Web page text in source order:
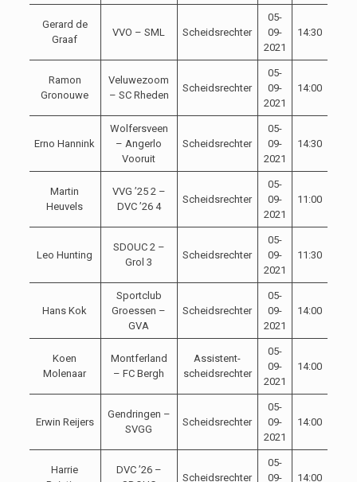
Gerard de
Graaf
VVO – SML Scheidsrechter
05-
09-
2021
14:30
Ramon
Gronouwe
Veluwezoom
– SC Rheden
Scheidsrechter
05-
09-
2021
14:00
Erno Hannink
Wolfersveen
– Angerlo
Vooruit
Scheidsrechter
05-
09-
2021
14:30
Martin
Heuvels
VVG ’25 2 –
DVC ’26 4
Scheidsrechter
05-
09-
2021
11:00
Leo Hunting
SDOUC 2 –
Grol 3
Scheidsrechter
05-
09-
2021
11:30
Hans Kok
Sportclub
Groessen –
GVA
Scheidsrechter
05-
09-
2021
14:00
Koen
Molenaar
Montferland
– FC Bergh
Assistent-
scheidsrechter
05-
09-
2021
14:00
Erwin Reijers
Gendringen –
SVGG
Scheidsrechter
05-
09-
2021
14:00
Harrie
DVC ’26 –
Scheidsrechter
05-
09-
14:00